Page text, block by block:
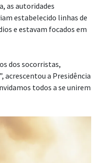
as autoridades
estabelecido linhas de
e estavam focados em
dos socorristas,
acrescentou a Presidência
todos a se unirem